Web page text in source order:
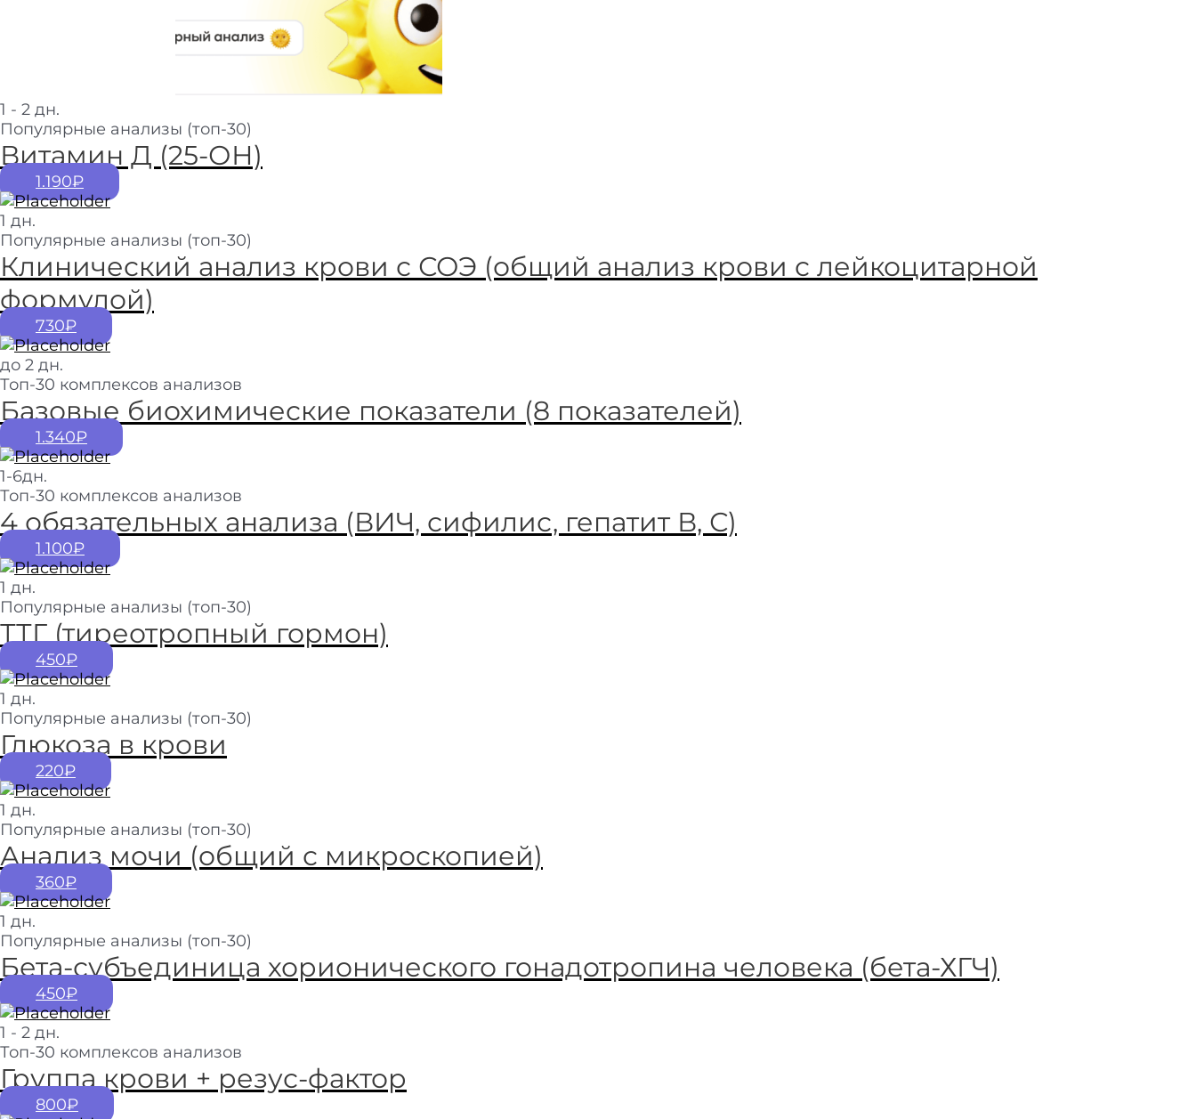
1 - 2 дн.
Популярные анализы (топ-30)
Витамин Д (25-ОН)
1.190₽
1 дн.
Популярные анализы (топ-30)
Клинический анализ крови с СОЭ (общий анализ крови с лейкоцитарной
формулой)
730₽
до 2 дн.
Топ-30 комплексов анализов
Базовые биохимические показатели (8 показателей)
1.340₽
1-6дн.
Топ-30 комплексов анализов
4 обязательных анализа (ВИЧ, сифилис, гепатит В, С)
1.100₽
1 дн.
Популярные анализы (топ-30)
ТТГ (тиреотропный гормон)
450₽
1 дн.
Популярные анализы (топ-30)
Глюкоза в крови
220₽
1 дн.
Популярные анализы (топ-30)
Анализ мочи (общий с микроскопией)
360₽
1 дн.
Популярные анализы (топ-30)
Бета‑субъединица хорионического гонадотропина человека (бета‑ХГЧ)
450₽
1 - 2 дн.
Топ-30 комплексов анализов
Группа крови + резус-фактор
800₽